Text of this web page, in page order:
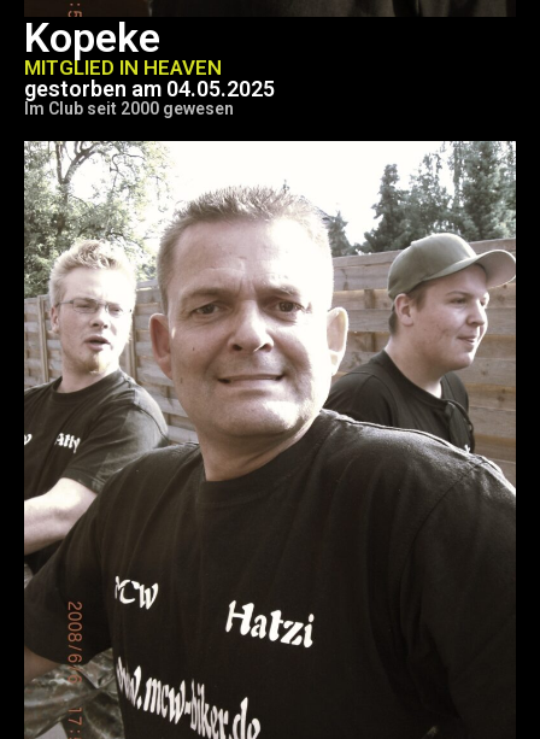
Kopeke
MITGLIED IN HEAVEN
gestorben am 04.05.2025
Im Club seit 2000 gewesen